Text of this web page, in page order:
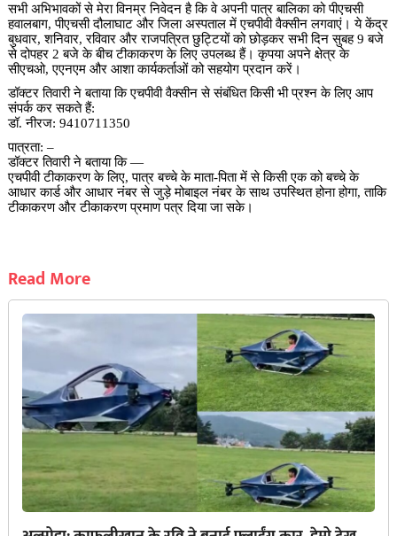
सभी अभिभावकों से मेरा विनम्र निवेदन है कि वे अपनी पात्र बालिका को पीएचसी
हवालबाग, पीएचसी दौलाघाट और जिला अस्पताल में एचपीवी वैक्सीन लगवाएं। ये केंद्र
बुधवार, शनिवार, रविवार और राजपत्रित छुट्टियों को छोड़कर सभी दिन सुबह 9 बजे
से दोपहर 2 बजे के बीच टीकाकरण के लिए उपलब्ध हैं। कृपया अपने क्षेत्र के
सीएचओ, एएनएम और आशा कार्यकर्ताओं को सहयोग प्रदान करें।
डॉक्टर तिवारी ने बताया कि एचपीवी वैक्सीन से संबंधित किसी भी प्रश्न के लिए आप
संपर्क कर सकते हैं:
डॉ. नीरज: 9410711350
पात्रता: –
डॉक्टर तिवारी ने बताया कि —
एचपीवी टीकाकरण के लिए, पात्र बच्चे के माता-पिता में से किसी एक को बच्चे के
आधार कार्ड और आधार नंबर से जुड़े मोबाइल नंबर के साथ उपस्थित होना होगा, ताकि
टीकाकरण और टीकाकरण प्रमाण पत्र दिया जा सके।
Read More